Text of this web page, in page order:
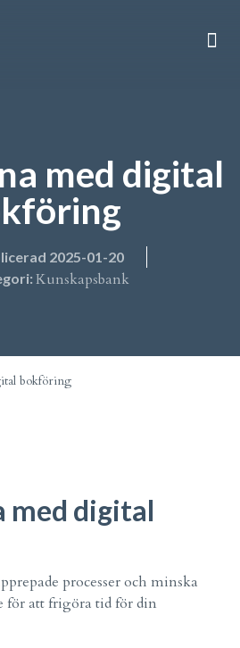
med digital
2025-01-20
Kunskapsbank
bokföring
med digital
processer och minska
för att frigöra tid för din